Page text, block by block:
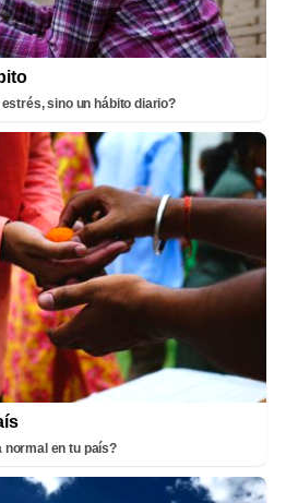
sino un hábito diario?
normal en tu país?